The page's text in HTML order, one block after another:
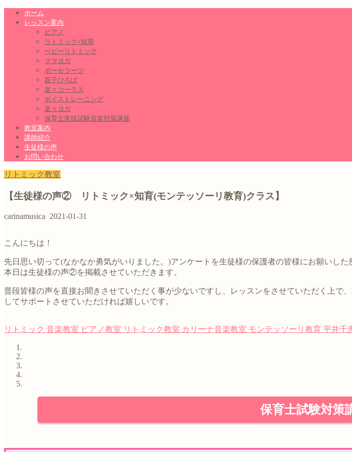
ホーム
レッスン案内
ピアノ
リトミック×知育
ベビーリトミック
ママヨガ
ポーセラーツ
親子ひろば
楽々コーラス
ボイストレーニング
楽々ヨガ
保育士実技試験音楽対策講座
教室案内
講師紹介
生徒様の声
お問い合わせ
リトミック教室
【生徒様の声② リトミック×知育(モンテッソーリ教育)クラス】
carinamusica 2021-01-31
こんにちは！
先日思い切って(なかなか勇気がいりました。)アンケートを生徒様の保護者の皆様にお願いし
本日は生徒様の声②を掲載させていただきます。
普段皆様の声を直接お聞きさせていただく事が少ないですし、レッスンをさせていただく上
してサポートさせていただければ嬉しいです。
リトミック 音楽教室 ピアノ教室 リトミック教室 カリーナ音楽教室 モンテッソーリ教育 平井千
保育士試験対策